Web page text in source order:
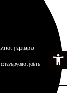
Ανοίξτε
εμπειρία